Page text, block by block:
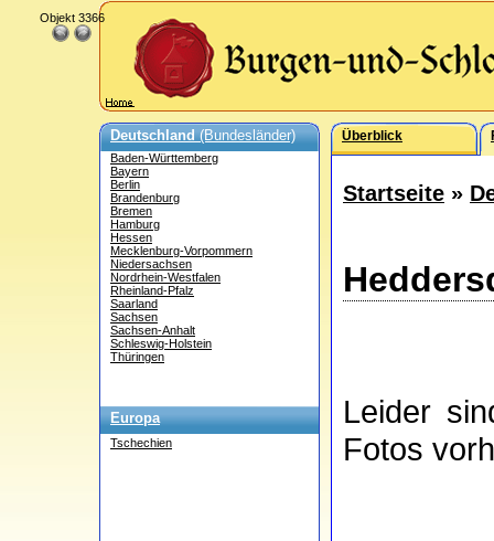
Deutschland(Bundesländer)
Baden-Württemberg
Bayern
Berlin
Brandenburg
Bremen
Hamburg
Hessen
Mecklenburg-Vorpommern
Niedersachsen
Nordrhein-Westfalen
Rheinland-Pfalz
Saarland
Sachsen
Sachsen-Anhalt
Schleswig-Holstein
Thüringen
Europa
Tschechien
Überblick
Startseite »
Leider
Fotos
Objekt 3366